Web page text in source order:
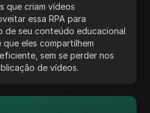
que criam vídeos
essa RPA para
de seu conteúdo educacional
que eles compartilhem
sem se perder nos
de vídeos.